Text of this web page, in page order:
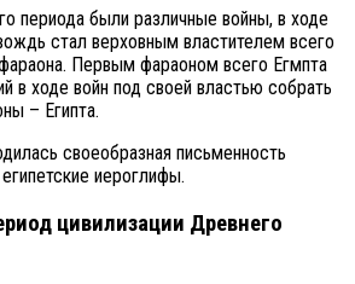
периода были различные войны, в ходе
стал верховным властителем всего
фараона. Первым фараоном всего Егмпта
в ходе войн под своей властью собрать
– Египта.
своеобразная письменность
иероглифы.
цивилизации Древнего